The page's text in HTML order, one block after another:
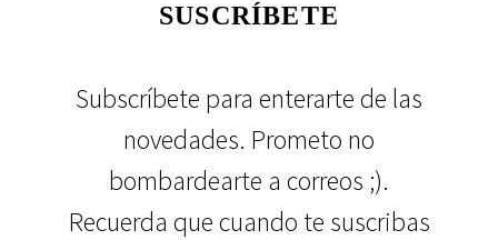
SUSCRÍBETE
Subscríbete para enterarte de las
novedades. Prometo no
bombardearte a correos ;).
Recuerda que cuando te suscribas